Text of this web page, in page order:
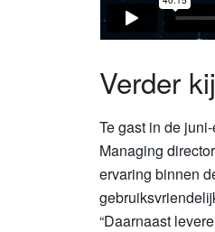
Verder
Te gast in de
Managing
ervaring binnen
“Daarnaast